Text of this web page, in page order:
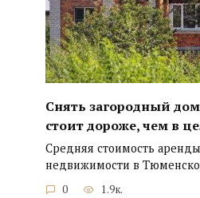
Снять загородный
стоит дороже, чем в
Средняя стоимость
недвижимости в
0 1.9к.